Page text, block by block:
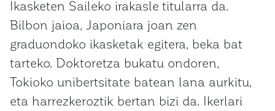
Ikasketen Saileko irakasle titularra da.
Bilbon jaioa, Japoniara joan zen
graduondoko ikasketak egitera, beka bat
tarteko. Doktoretza bukatu ondoren,
Tokioko unibertsitate batean lana aurkitu,
eta harrezkeroztik bertan bizi da. Ikerlari